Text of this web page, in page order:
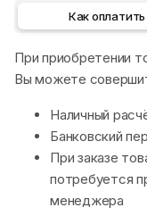
Как оплатить
При приобретении
Вы можете
Наличный
Банковский
При заказе
потребуется
менеджера